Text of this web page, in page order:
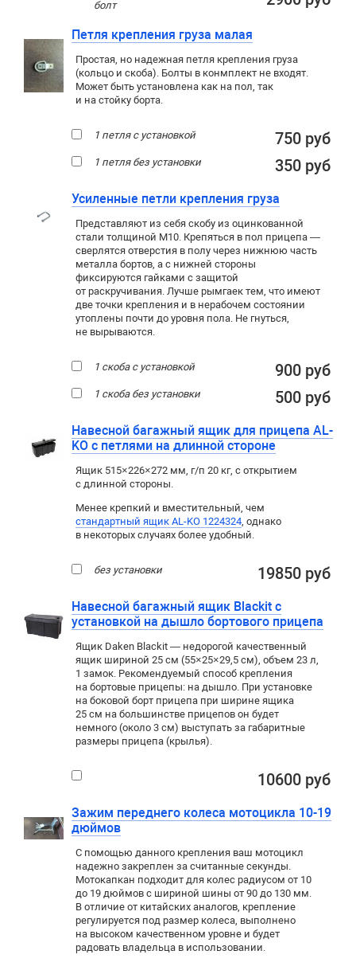
болт
Петля крепления груза малая
Простая, но надежная петля крепления груза
(кольцо и скоба). Болты в конмплект не входят.
Может быть установлена как на пол, так
и на стойку борта.
1 петля с установкой 750 руб
1 петля без установки 350 руб
Усиленные петли крепления груза
Представляют из себя скобу из оцинкованной
стали толщиной М10. Крепяться в пол прицепа —
сверлятся отверстия в полу через нижнюю часть
металла бортов, а с нижней стороны
фиксируются гайками с защитой
от раскручивания. Лучше рымгаек тем, что имеют
две точки крепления и в нерабочем состоянии
утоплены почти до уровня пола. Не гнуться,
не вырываются.
1 скоба с установкой 900 руб
1 скоба без установки 500 руб
Навесной багажный ящик для прицепа AL-
KO с петлями на длинной стороне
Ящик 515×226×272 мм, г/п 20 кг, с открытием
с длинной стороны.
Менее крепкий и вместительный, чем
стандартный ящик AL-KO 1224324, однако
в некоторых случаях более удобный.
без установки 19850 руб
Навесной багажный ящик Blackit с
установкой на дышло бортового прицепа
Ящик Daken Blackit — недорогой качественный
ящик шириной 25 см (55×25×29,5 см), объем 23 л,
1 замок. Рекомендуемый способ крепления
на бортовые прицепы: на дышло. При установке
на боковой борт прицепа при ширине ящика
25 см на большинстве прицепов он будет
немного (около 3 см) выступать за габаритные
размеры прицепа (крылья).
10600 руб
Зажим переднего колеса мотоцикла 10-19
дюймов
С помощью данного крепления ваш мотоцикл
надежно закреплен за считанные секунды.
Мотокапкан подходит для колес радиусом от 10
до 19 дюймов с шириной шины от 90 до 130 мм.
В отличие от китайских аналогов, крепление
регулируется под размер колеса, выполнено
на высоком качественном уровне и будет
радовать владельца в использовании.